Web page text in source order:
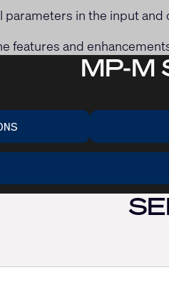
parameters in the input
features and
MP-M